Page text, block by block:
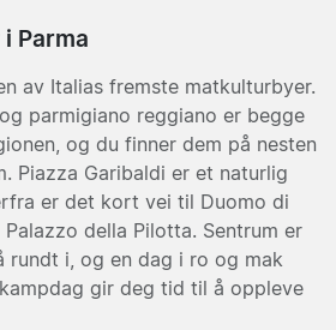
Parma
av Italias fremste matkulturbyer.
parmigiano reggiano er begge
og du finner dem på nesten
Piazza Garibaldi er et naturlig
er det kort vei til Duomo di
della Pilotta. Sentrum er
rundt i, og en dag i ro og mak
gir deg tid til å oppleve